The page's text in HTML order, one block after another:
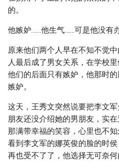
的。
他嫉妒……他生气……可是他没有
原来他们两个人早在不知不觉
人最后成了男女关系，在学校
他们的后面只有嫉妒，他那时
嫉妒。
这天，王秀文突然说要把李文
朋友还没介绍她的男朋友，实
那满带幸福的笑容，心里也不
看到李文军的娜英俊的脸的时
再也受不了了，他选择无可奈何